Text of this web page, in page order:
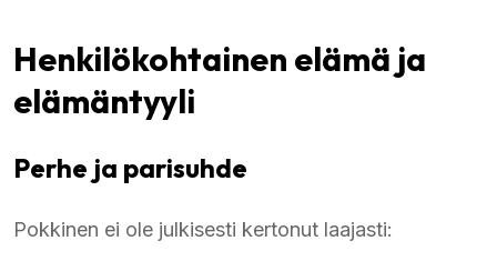
Henkilökohtainen elämä ja
elämäntyyli
Perhe ja parisuhde
Pokkinen ei ole julkisesti kertonut laajasti: